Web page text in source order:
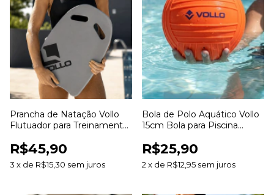
Prancha de Natação Vollo
Flutuador para Treinamento
Aperfeiçoamento da Técnica
R$45,90
3 x de R$15,30 sem juros
Bola de Polo Aquático Vollo
15cm Bola para Piscina
Aquáticos e Lazer
R$25,90
2 x de R$12,95 sem juros